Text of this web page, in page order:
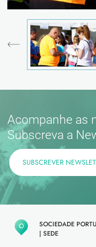
Acompanhe as
Subscreva a
SUBSCREVER
SOCIEDADE
| SEDE